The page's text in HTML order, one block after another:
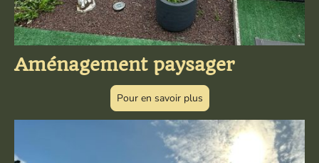
Aménagement paysager
Pour en savoir plus